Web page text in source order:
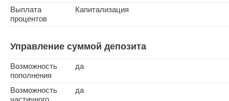
Выплата
процентов
Капитализация
Управление суммой депозита
Возможность
пополнения
да
Возможность
частичного
да